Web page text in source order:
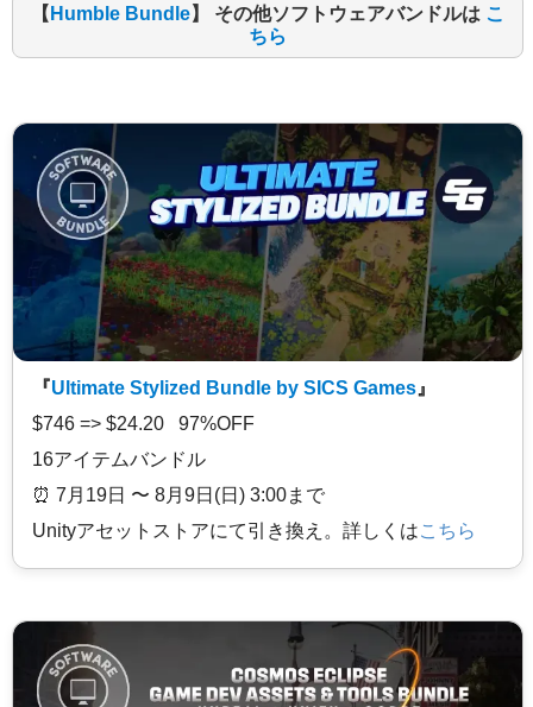
【 Humble Bundle】 その他ソフトウェアバンドルは こ
ちら
『Ultimate Stylized Bundle by SICS Games 』
$746 => $24.20 97%OFF
16アイテムバンドル
⏰️ 7月19日 〜 8月9日(日) 3:00まで
Unityアセットストアにて引き換え。詳しくはこちら